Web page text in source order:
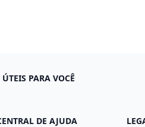
PARA VOCÊ
DE AJUDA